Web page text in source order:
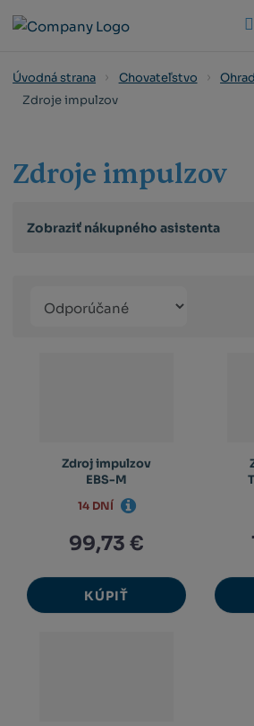
Úvodná strana Chovateľstvo
Zdroje impulzov
Zdroje impulzov
Zobraziť nákupného asistenta
produktů
Zdroj impulzov
EBS-M
99,73 €
KÚPIŤ
14 DNÍ